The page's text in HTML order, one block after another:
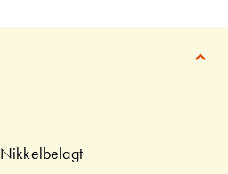
Nikkelbelagt